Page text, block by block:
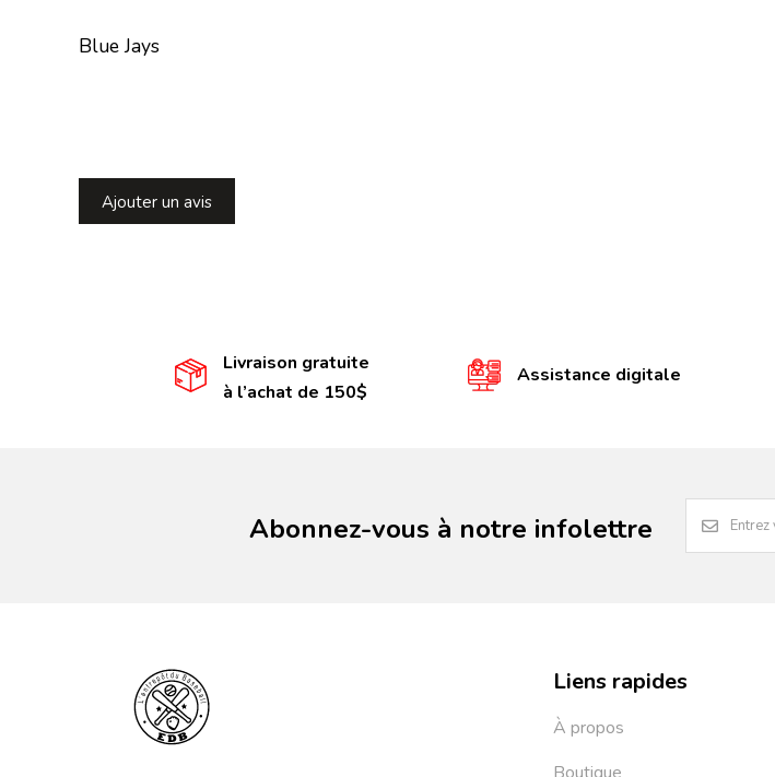
Blue Jays
Ajouter un avis
Livraison gratuite
à l’achat de 150$
Assistance digitale
Abonnez-vous à notre infolettre
Liens rapides
À propos